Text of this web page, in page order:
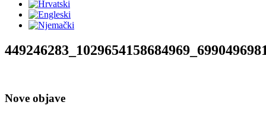
Nove objave